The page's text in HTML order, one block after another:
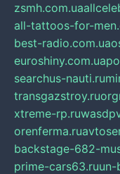
zsmh.com.ua
all-tattoos-for-
best-radio.com.ua
euroshiny.com.ua
searchus-nauti.ru
transgazstroy.ru
xtreme-rp.ru
orenferma.ru
backstage-682-
prime-cars63.ruun-